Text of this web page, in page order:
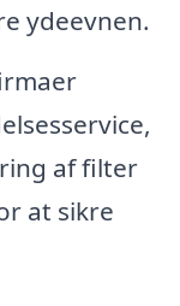
ydeevnen.
af filter
at sikre